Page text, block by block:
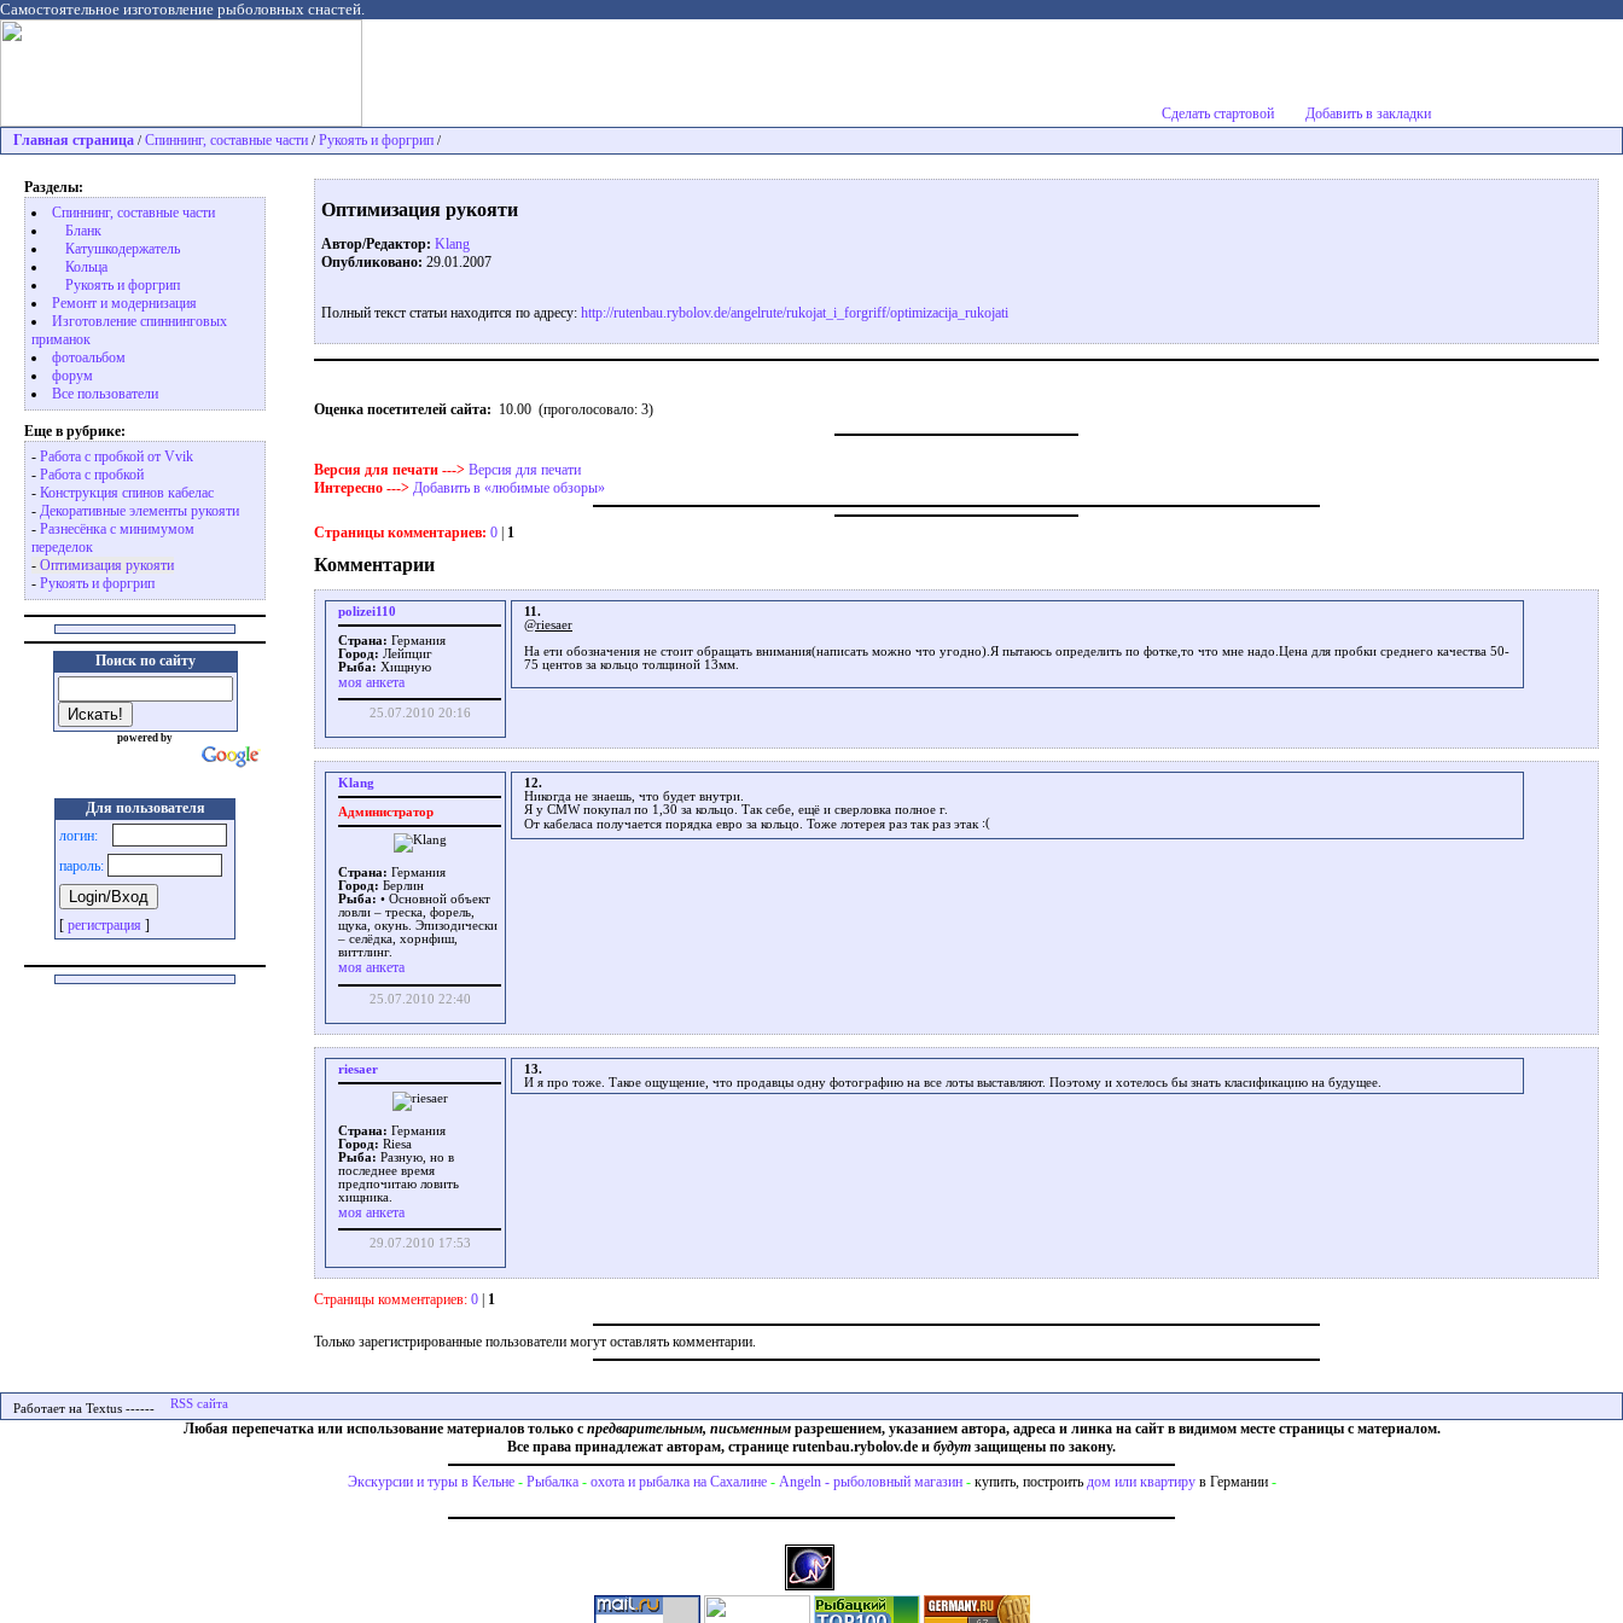
Самостоятельное изготовление рыболовных снастей.
Сделать стартовой
Добавить в закладки
Главная страница / Спиннинг, составные части / Рукоять и форгрип /
Разделы:
Спиннинг, составные части
Бланк
Катушкодержатель
Кольца
Рукоять и форгрип
Ремонт и модернизация
Изготовление спиннинговых
приманок
фотоальбом
форум
Все пользователи
Еще в рубрике:
- Работа с пробкой от Vvik
- Работа с пробкой
- Конструкция спинов кабелас
- Декоративные элементы рукояти
- Разнесёнка с минимумом
переделок
- Оптимизация рукояти
- Рукоять и форгрип
Поиск по сайту
powered by
Для пользователя
логин:
пароль:
[ регистрация ]
Оптимизация рукояти
Автор/Редактор: Klang
Опубликовано: 29.01.2007
Полный текст статьи находится по адресу: http://rutenbau.rybolov.de/angelrute/rukojat_i_forgriff/optimizacija_rukojati
Оценка посетителей сайта: 10.00 (проголосовало: 3)
Версия для печати ---> Версия для печати
Интересно ---> Добавить в «любимые обзоры»
Страницы комментариев: 0 | 1
Комментарии
polizei110
Страна: Германия
Город: Лейпциг
Рыба: Хищную
моя анкета
25.07.2010 20:16
11.
@riesaer
На ети обозначения не стоит обращать внимания(написать можно что угодно).Я пытаюсь определить по фотке,то что мне надо.Цена для пробки среднего качества 50-
75 центов за кольцо толщиной 13мм.
Klang
Администратор
Страна: Германия
Город: Берлин
Рыба: • Основной объект
ловли – треска, форель,
щука, окунь. Эпизодически
– селёдка, хорнфиш,
виттлинг.
моя анкета
25.07.2010 22:40
12.
Никогда не знаешь, что будет внутри.
Я у CMW покупал по 1,30 за кольцо. Так себе, ещё и сверловка полное г.
От кабеласа получается порядка евро за кольцо. Тоже лотерея раз так раз этак
riesaer
Страна: Германия
Город: Riesa
Рыба: Разную, но в
последнее время
предпочитаю ловить
хищника.
моя анкета
29.07.2010 17:53
13.
И я про тоже. Такое ощущение, что продавцы одну фотографию на все лоты выставляют. Поэтому и хотелось бы знать класификацию на будущее.
Страницы комментариев: 0 1
Только зарегистрированные пользователи могут оставлять комментарии.
Работает на Textus ------
Любая перепечатка или использование материалов только с предварительным, письменнымразрешением, указанием автора, адреса и линка на сайт в видимом месте страницы с материалом.
Все права принадлежат авторам, странице rutenbau.rybolov.de и будут защищены по закону.
Экскурсии и туры в Кельне - Рыбалка - охота и рыбалка на Сахалине - Angeln - рыболовный магазин - купить, построить дом или квартирув Германии -